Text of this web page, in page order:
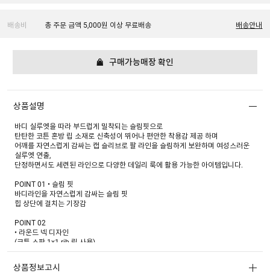
배송비 총 주문 금액 5,000원 이상 무료배송 배송안내
구매가능매장 확인
상품설명
바디 실루엣을 따라 부드럽게 밀착되는 슬림핏으로
탄탄한 코튼 혼방 립 소재로 신축성이 뛰어나 편안한 착용감 제공 하며
어깨를 자연스럽게 감싸는 캡 슬리브로 팔 라인을 슬림하게 보완하며 여성스러운
실루엣 연출,
단정하면서도 세련된 라인으로 다양한 데일리 룩에 활용 가능한 아이템입니다.
POINT 01 • 슬림 핏
바디라인을 자연스럽게 감싸는 슬림 핏
힙 상단에 걸치는 기장감
POINT 02
• 라운드 넥 디자인
(코튼 스판 1x1 rib 립 사용)
• 코튼 스판 립 원단 사용
상품정보고시